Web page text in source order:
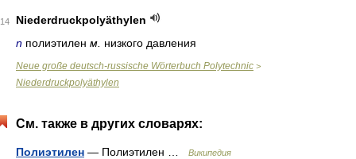
14
Niederdruckpolyäthylen
n полиэтилен м. низкого давления
Neue große deutsch-russische Wörterbuch Polytechnic >
Niederdruckpolyäthylen
См. также в других словарях:
Полиэтилен — Полиэтилен … Википедия